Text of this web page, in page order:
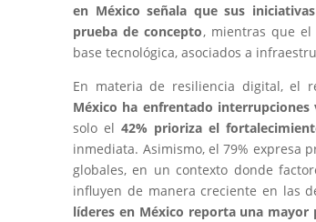
en México señala que sus
prueba de concepto, mientras que el
base tecnológica, asociados a
En materia de resiliencia digital, el
México ha enfrentado
solo el42% prioriza el
inmediata. Asimismo, el 79% expresa
globales, en un contexto donde
influyen de manera creciente en las
líderes en México reporta una